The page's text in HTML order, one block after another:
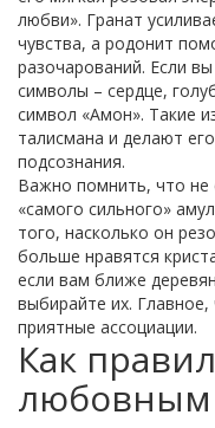
любви». Гранат
чувства, а родонит
разочарований. Если
символы – сердце,
символ «Амон». Такие
талисмана и делают
подсознания.
Важно помнить, что не
«самого сильного»
того, насколько он
больше нравятся
если вам ближе
выбирайте их.
приятные ассоциации.
Как
любовным